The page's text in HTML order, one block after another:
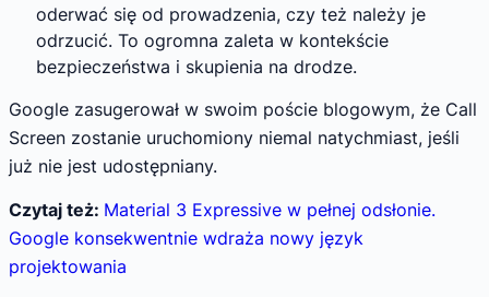
oderwać się od prowadzenia, czy też należy je
odrzucić. To ogromna zaleta w kontekście
bezpieczeństwa i skupienia na drodze.
Google zasugerował w swoim poście blogowym, że Call
Screen zostanie uruchomiony niemal natychmiast, jeśli
już nie jest udostępniany.
Czytaj też: Material 3 Expressive w pełnej odsłonie.
Google konsekwentnie wdraża nowy język
projektowania